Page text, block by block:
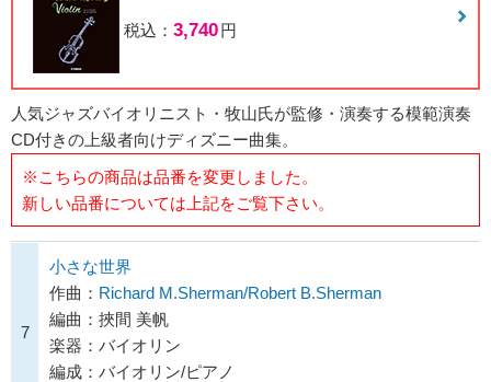
税込： 3,740円
人気ジャズバイオリニスト・牧山氏が監修・演奏する模範演奏
CD付きの上級者向けディズニー曲集。
※こちらの商品は品番を変更しました。
新しい品番については上記をご覧下さい。
7
小さな世界
作曲： Richard M.Sherman/Robert B.Sherman
編曲：挾間 美帆
楽器：バイオリン
編成：バイオリン/ピアノ